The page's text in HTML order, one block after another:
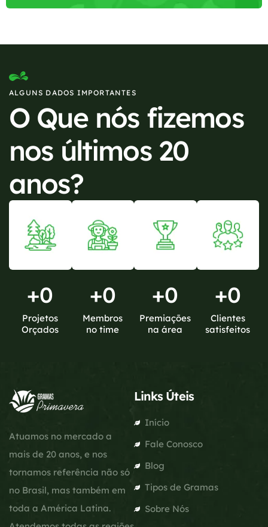
ALGUNS DADOS IMPORTANTES
O Que nós fizemos
nos últimos 20
anos?
+0
Projetos
Orçados
+0
Membros
no time
+0
Premiações
na área
+0
Clientes
satisfeitos
Atuamos no mercado a
mais de 20 anos, e nos
tornamos referência não só
no Brasil, mas também em
toda a América Latina.
Links Úteis
Início
Fale Conosco
Blog
Tipos de Gramas
Sobre Nós